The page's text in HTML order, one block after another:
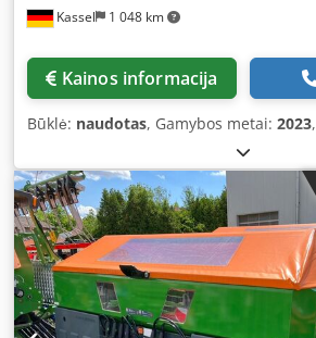
Kassel 1 048 km
Kainos informacija
Būklė: naudotas, Gamybos metai: 2023,